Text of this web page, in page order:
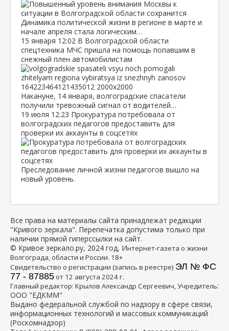
Динамика политической жизни в регионе в марте и
начале апреля стала логическим…
15 января 12:02 В Волгоградской области
спецтехника МЧС пришла на помощь попавшим в
снежный плен автомобилистам
Накануне, 14 января, волгоградские спасатели
получили тревожный сигнал от водителей…
19 июля 12:23 Прокуратура потребовала от
волгоградских педагогов предоставить для
проверки их аккаунты в соцсетях
Преследование личной жизни педагогов вышло на
новый уровень.
Все права на материалы сайта принадлежат редакции
"Кривого зеркала". Перепечатка допустима только при
наличии прямой гиперссылки на сайт.
© Кривое зеркало.ру, 2024 год, Интернет-газета о жизни
Волгограда, области и России. 18+
Свидетельство о регистрации (запись в реестре) ЭЛ № ФС
77 - 87885от 12 августа 2024 г.
Главный редактор: Крылов Александр Сергеевич, Учредитель:
ООО "ЕДКММ"
Выдано федеральной службой по надзору в сфере связи,
информационных технологий и массовых коммуникаций
(Роскомнадзор)